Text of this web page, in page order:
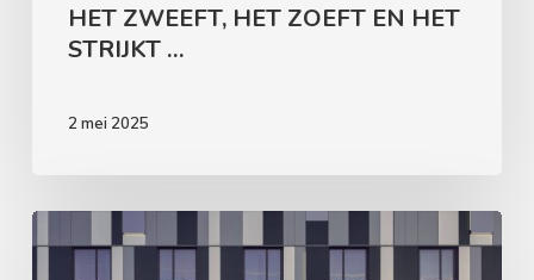
HET ZWEEFT, HET ZOEFT EN HET
STRIJKT …
2 mei 2025